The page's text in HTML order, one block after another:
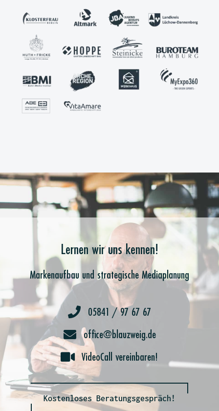
Lernen wir uns kennen!
Markenaufbau und strategische Mediaplanung
05841 / 97 67 67
office@blauzweig.de
VideoCall vereinbaren!
Kostenloses Beratungsgespräch!